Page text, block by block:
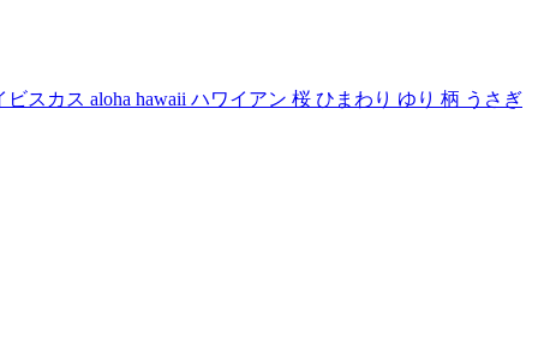
スカス aloha hawaii ハワイアン 桜 ひまわり ゆり 柄 うさぎ